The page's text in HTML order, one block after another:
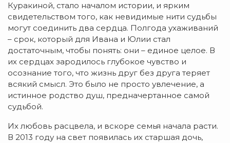
Куракиной, стало началом истории, и ярким
свидетельством того, как невидимые нити судьбы
могут соединить два сердца. Полгода ухаживаний
– срок, который для Ивана и Юлии стал
достаточным, чтобы понять: они – единое целое. В
их сердцах зародилось глубокое чувство и
осознание того, что жизнь друг без друга теряет
всякий смысл. Это было не просто увлечение, а
истинное родство душ, предначертанное самой
судьбой.
Их любовь расцвела, и вскоре семья начала расти.
В 2013 году на свет появилась их старшая дочь,